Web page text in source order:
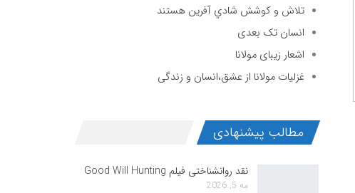
تلاش و كوشش شادي آفرين هستند
انسان تک بعدی
اشعار زیبای مولانا
غزلیات مولانا از عشق،انسان و زندگی
مطالب پیشنهادی
نقد روانشناختی فیلم Good Will Hunting
مه 5, 2026